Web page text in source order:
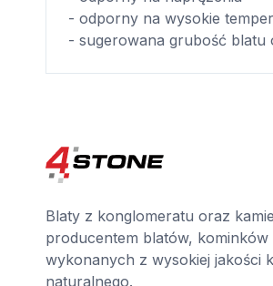
- odporny na wysokie
- sugerowana grubość blatu
Blaty z konglomeratu oraz
producentem blatów,
wykonanych z wysokiej jakości
naturalnego.